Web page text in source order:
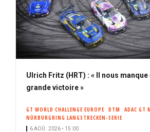
Ulrich Fritz (HRT) : « Il nous
grande victoire »
GT WORLD CHALLENGE EUROPE DTM
ADAC GT
NÜRBURGRING LANGSTRECKEN-SERIE
6 AOÛ. 2026 • 15:00